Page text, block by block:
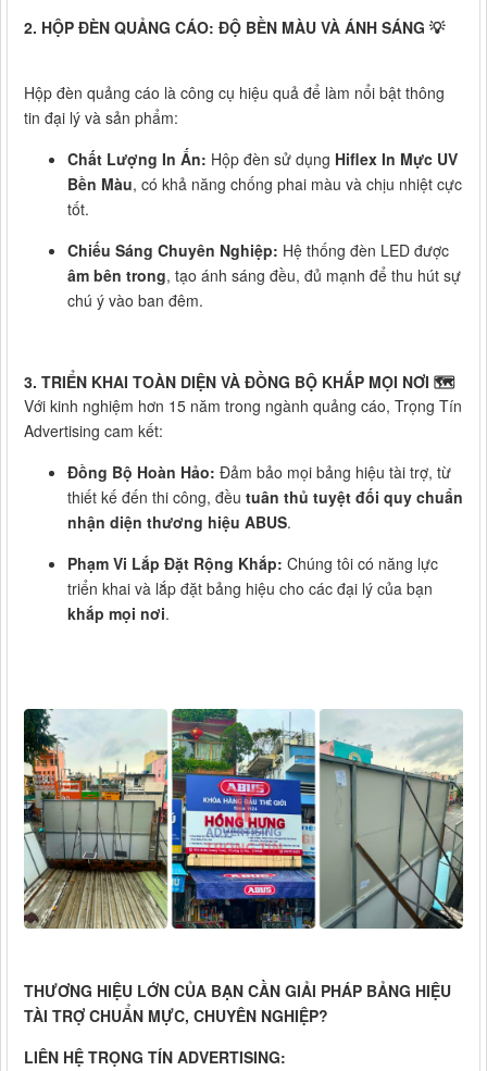
2. HỘP ĐÈN QUẢNG CÁO: ĐỘ BỀN MÀU VÀ ÁNH SÁNG 💡
Hộp đèn quảng cáo là công cụ hiệu quả để làm nổi bật thông
tin đại lý và sản phẩm:
Chất Lượng In Ấn: Hộp đèn sử dụng Hiflex In Mực UV
Bền Màu, có khả năng chống phai màu và chịu nhiệt cực
tốt.
Chiếu Sáng Chuyên Nghiệp: Hệ thống đèn LED được
âm bên trong, tạo ánh sáng đều, đủ mạnh để thu hút sự
chú ý vào ban đêm.
3. TRIỂN KHAI TOÀN DIỆN VÀ ĐỒNG BỘ KHẮP MỌI NƠI 🗺️
Với kinh nghiệm hơn 15 năm trong ngành quảng cáo, Trọng Tín
Advertising cam kết:
Đồng Bộ Hoàn Hảo: Đảm bảo mọi bảng hiệu tài trợ, từ
thiết kế đến thi công, đều tuân thủ tuyệt đối quy chuẩn
nhận diện thương hiệu ABUS.
Phạm Vi Lắp Đặt Rộng Khắp: Chúng tôi có năng lực
triển khai và lắp đặt bảng hiệu cho các đại lý của bạn
khắp mọi nơi.
THƯƠNG HIỆU LỚN CỦA BẠN CẦN GIẢI PHÁP BẢNG HIỆU
TÀI TRỢ CHUẨN MỰC, CHUYÊN NGHIỆP?
LIÊN HỆ TRỌNG TÍN ADVERTISING: